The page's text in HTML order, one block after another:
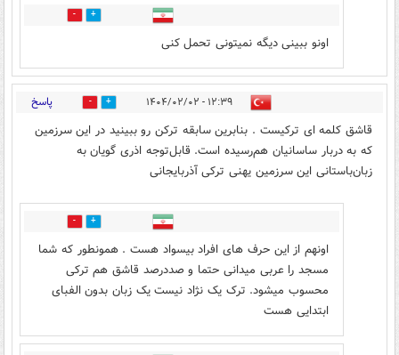
6
اونو ببینی دیگه نمیتونی تحمل کنی
۱۲:۳۹ - ۱۴۰۴/۰۲/۰۲ 7 پاسخ
قاشق کلمه ای ترکیست . بنابرین سابقه ترکن رو ببینید در این سرزمین
که به دربار ساسانیان هم‌رسیده است. قابل‌توجه اذری گویان به‌
زبان‌باستانی این سرزمین یهنی ترکی آذربایجانی
17
اونهم از این حرف های افراد بیسواد هست . همونطور که شما
مسجد را عربی میدانی حتما و صددرصد قاشق هم ترکی
محسوب میشود. ترک یک نژاد نیست یک زبان بدون الفبای
ابتدایی هست